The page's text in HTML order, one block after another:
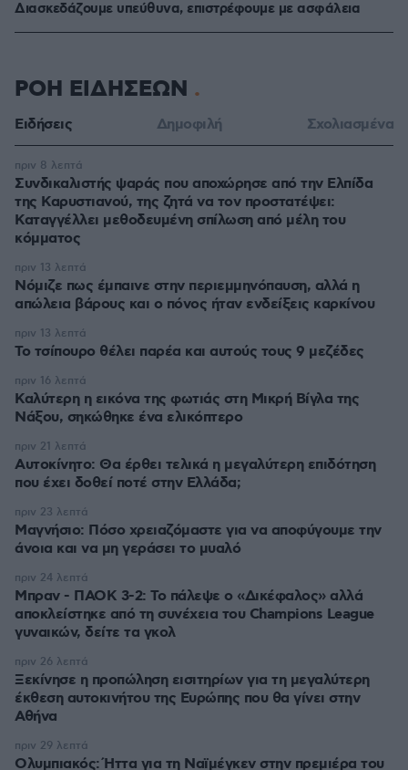
Διασκεδάζουμε υπεύθυνα, επιστρέφουμε με ασφάλεια
ΡΟΗ ΕΙΔΗΣΕΩΝ
Ειδήσεις Δημοφιλή Σχολιασμένα
Συνδικαλιστής ψαράς που αποχώρησε από την Ελπίδα
της Καρυστιανού, της ζητά να τον προστατέψει:
Καταγγέλλει μεθοδευμένη σπίλωση από μέλη του
κόμματος
πριν 8 λεπτά
Νόμιζε πως έμπαινε στην περιεμμηνόπαυση, αλλά η
απώλεια βάρους και ο πόνος ήταν ενδείξεις καρκίνου
πριν 13 λεπτά
Το τσίπουρο θέλει παρέα και αυτούς τους 9 μεζέδες
πριν 13 λεπτά
Καλύτερη η εικόνα της φωτιάς στη Μικρή Βίγλα της
Νάξου, σηκώθηκε ένα ελικόπτερο
πριν 16 λεπτά
Αυτοκίνητο: Θα έρθει τελικά η μεγαλύτερη επιδότηση
που έχει δοθεί ποτέ στην Ελλάδα;
πριν 21 λεπτά
Μαγνήσιο: Πόσο χρειαζόμαστε για να αποφύγουμε την
άνοια και να μη γεράσει το μυαλό
πριν 23 λεπτά
Μπραν - ΠΑΟΚ 3-2: Το πάλεψε ο «Δικέφαλος» αλλά
αποκλείστηκε από τη συνέχεια του Champions League
γυναικών, δείτε τα γκολ
πριν 24 λεπτά
Ξεκίνησε η προπώληση εισιτηρίων για τη μεγαλύτερη
έκθεση αυτοκινήτου της Ευρώπης που θα γίνει στην
Αθήνα
πριν 26 λεπτά
Ολυμπιακός: Ήττα για τη Ναϊμέγκεν στην πρεμιέρα του
πριν 29 λεπτά